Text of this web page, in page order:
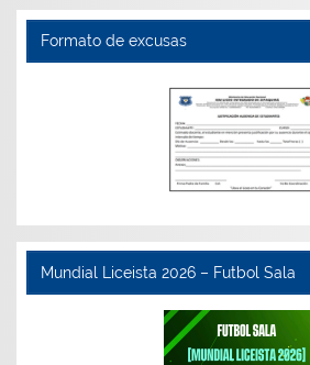
Formato de excusas
Mundial Liceista 2026 – Futbol Sala